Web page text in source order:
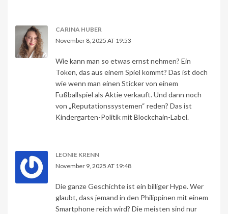
CARINA HUBER
November 8, 2025 AT 19:53
Wie kann man so etwas ernst nehmen? Ein
Token, das aus einem Spiel kommt? Das ist doch
wie wenn man einen Sticker von einem
Fußballspiel als Aktie verkauft. Und dann noch
von „Reputationssystemen“ reden? Das ist
Kindergarten-Politik mit Blockchain-Label.
LEONIE KRENN
November 9, 2025 AT 19:48
Die ganze Geschichte ist ein billiger Hype. Wer
glaubt, dass jemand in den Philippinen mit einem
Smartphone reich wird? Die meisten sind nur